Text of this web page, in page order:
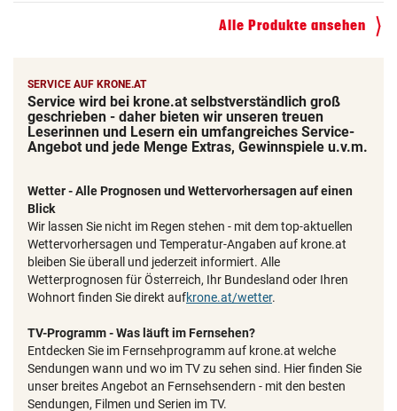
Alle Produkte ansehen
SERVICE AUF KRONE.AT
Service wird bei krone.at selbstverständlich groß
geschrieben - daher bieten wir unseren treuen
Leserinnen und Lesern ein umfangreiches Service-
Angebot und jede Menge Extras, Gewinnspiele u.v.m.
Wetter - Alle Prognosen und Wettervorhersagen auf einen
Blick
Wir lassen Sie nicht im Regen stehen - mit dem top-aktuellen
Wettervorhersagen und Temperatur-Angaben auf krone.at
bleiben Sie überall und jederzeit informiert. Alle
Wetterprognosen für Österreich, Ihr Bundesland oder Ihren
Wohnort finden Sie direkt aufkrone.at/wetter.
TV-Programm - Was läuft im Fernsehen?
Entdecken Sie im Fernsehprogramm auf krone.at welche
Sendungen wann und wo im TV zu sehen sind. Hier finden Sie
unser breites Angebot an Fernsehsendern - mit den besten
Sendungen, Filmen und Serien im TV.